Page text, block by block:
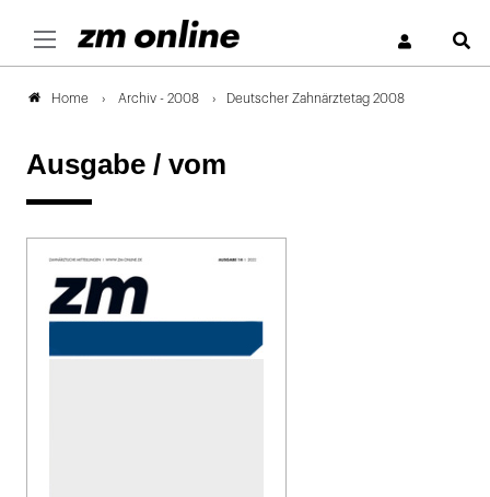
Home Archiv - 2008 Deutscher Zahnärztetag 2008
Ausgabe / vom